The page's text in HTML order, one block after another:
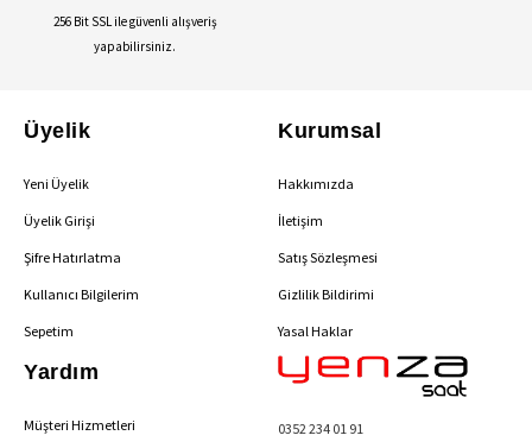
256 Bit SSL ile güvenli alışveriş
yapabilirsiniz.
Üyelik
Yeni Üyelik
Üyelik Girişi
Şifre Hatırlatma
Kullanıcı Bilgilerim
Sepetim
Kurumsal
Hakkımızda
İletişim
Satış Sözleşmesi
Gizlilik Bildirimi
Yasal Haklar
Yardım
Müşteri Hizmetleri 0352 234 01 91